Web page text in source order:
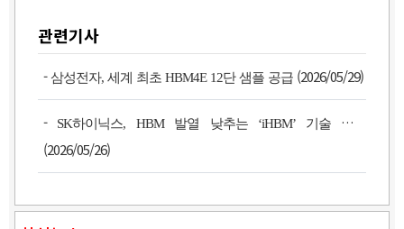
관련기사
-삼성전자, 세계 최초 HBM4E 12단 샘플 공급 (2026/05/29)
- SK하이닉스, HBM 발열 낮추는 ‘iHBM’ 기술 공개
(2026/05/26)